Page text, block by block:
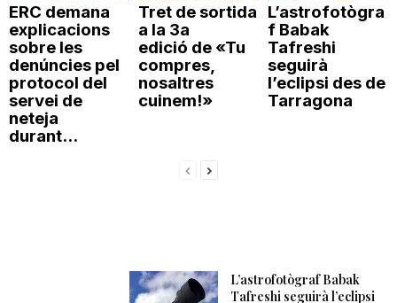
ERC demana
explicacions
sobre les
denúncies pel
protocol del
servei de
neteja
durant...
Tret de sortida
a la 3a
edició de «Tu
compres,
nosaltres
cuinem!»
L’astrofotògra
f Babak
Tafreshi
seguirà
l’eclipsi des de
Tarragona